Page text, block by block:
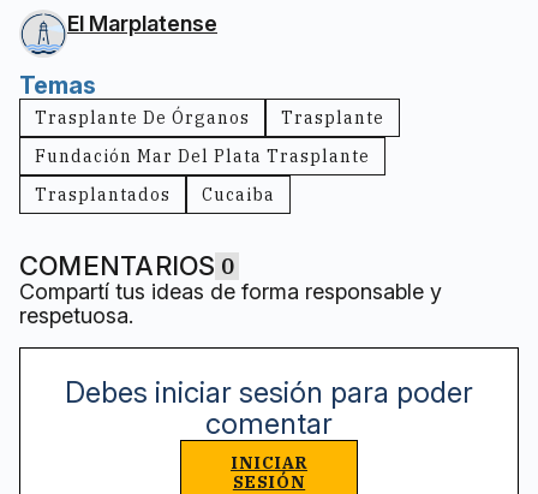
El Marplatense
Temas
Trasplante De Órganos
Trasplante
Fundación Mar Del Plata Trasplante
Trasplantados
Cucaiba
COMENTARIOS 0
Compartí tus ideas de forma responsable y
respetuosa.
Debes iniciar sesión para poder
comentar
INICIAR
SESIÓN